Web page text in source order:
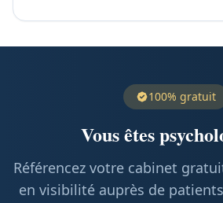
100% gratuit
Vous êtes
Référencez votre cabinet
en visibilité auprès de